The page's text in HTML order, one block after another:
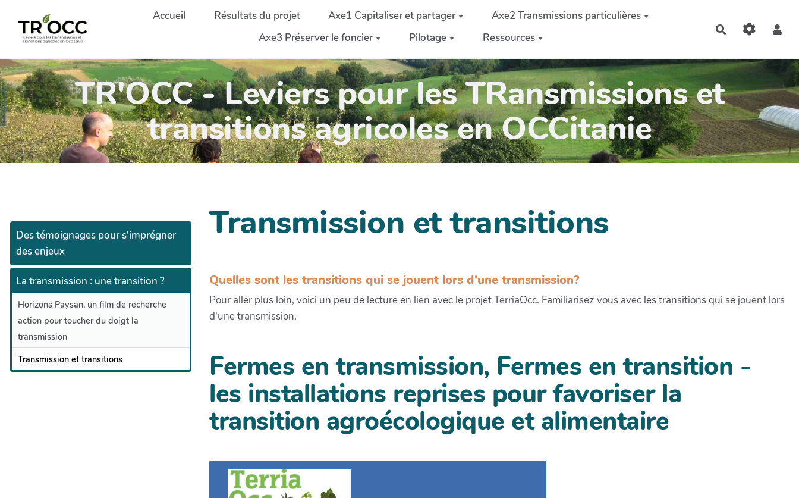
Aller au contenu principal Accueil Résultats du projet Axe1 Capitaliser et partager
Axe2 Transmissions particulières
Axe3 Préserver le foncier
Pilotage Ressources
Rechercher
TR'OCC - Leviers pour les TRansmissions et
transitions agricoles en OCCitanie
Des témoignages pour s'imprégner
des enjeux
La transmission : une transition ?
Horizons Paysan, un film de recherche
action pour toucher du doigt la
transmission
Transmission et transitions
Transmission et transitions
Quelles sont les transitions qui se jouent lors d'une transmission?
Pour aller plus loin, voici un peu de lecture en lien avec le projet TerriaOcc. Familiarisez vous avec les transitions qui se jouent lors
d'une transmission.
Fermes en transmission, Fermes en transition -
les installations reprises pour favoriser la
transition agroécologique et alimentaire